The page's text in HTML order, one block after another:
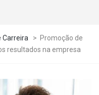
Carreira > Promoção de
resultados na empresa